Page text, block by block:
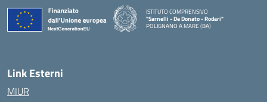
ISTITUTO COMPRENSIVO
"Sarnelli - De Donato - Rodari"
POLIGNANO A MARE (BA)
Link Esterni
MIUR